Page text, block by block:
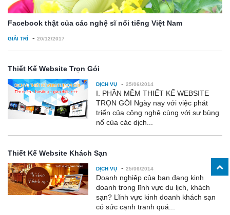
Facebook thật của các nghệ sĩ nổi tiếng Việt Nam
GIẢI TRÍ - 20/12/2017
Thiết Kế Website Trọn Gói
DỊCH VỤ - 25/06/2014
I. PHẦN MỀM THIẾT KẾ WEBSITE
TRỌN GÓI Ngày nay với việc phát
triển của công nghệ cùng với sự bùng
nổ của các dịch...
Thiết Kế Website Khách Sạn
DỊCH VỤ - 25/06/2014
Doanh nghiệp của bạn đang kinh
doanh trong lĩnh vực du lịch, khách
sạn? Lĩnh vực kinh doanh khách sạn
có sức cạnh tranh quá...